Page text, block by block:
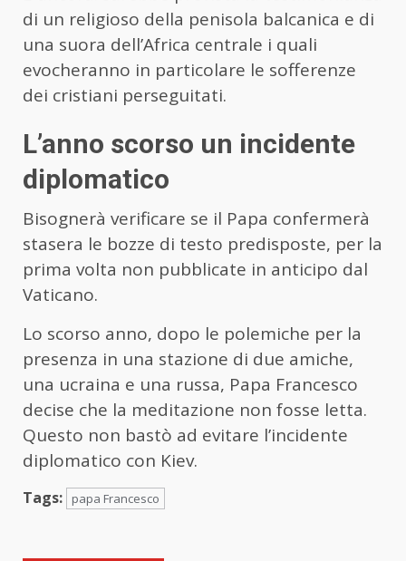
di un religioso della penisola balcanica e di
una suora dell’Africa centrale i quali
evocheranno in particolare le sofferenze
dei cristiani perseguitati.
L’anno scorso un incidente
diplomatico
Bisognerà verificare se il Papa confermerà
stasera le bozze di testo predisposte, per la
prima volta non pubblicate in anticipo dal
Vaticano.
Lo scorso anno, dopo le polemiche per la
presenza in una stazione di due amiche,
una ucraina e una russa, Papa Francesco
decise che la meditazione non fosse letta.
Questo non bastò ad evitare l’incidente
diplomatico con Kiev.
Tags: papa Francesco